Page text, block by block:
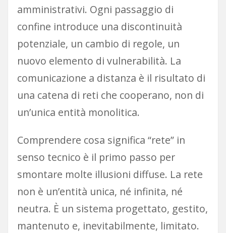
amministrativi. Ogni passaggio di
confine introduce una discontinuità
potenziale, un cambio di regole, un
nuovo elemento di vulnerabilità. La
comunicazione a distanza è il risultato di
una catena di reti che cooperano, non di
un’unica entità monolitica.
Comprendere cosa significa “rete” in
senso tecnico è il primo passo per
smontare molte illusioni diffuse. La rete
non è un’entità unica, né infinita, né
neutra. È un sistema progettato, gestito,
mantenuto e, inevitabilmente, limitato.